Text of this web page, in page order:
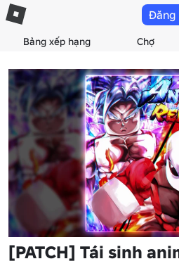
Bảng xếp hạng Chợ
Đăng
[PATCH] Tái sinh